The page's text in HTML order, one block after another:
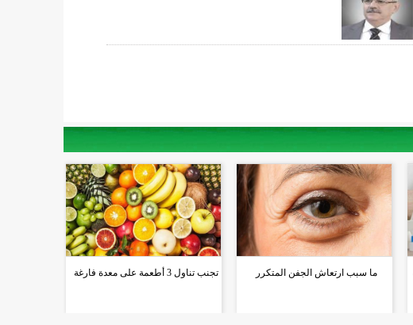
ما سبب ارتعاش الجفن المتكرر تجنب تناول 3 أطعمة على معدة فارغة